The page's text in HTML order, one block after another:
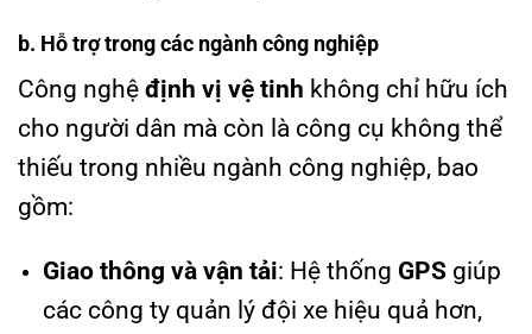
b. Hỗ trợ trong các ngành công nghiệp
Công nghệ định vị vệ tinh không chỉ hữu ích
cho người dân mà còn là công cụ không thể
thiếu trong nhiều ngành công nghiệp, bao
gồm:
Giao thông và vận tải: Hệ thống GPSgiúp
các công ty quản lý đội xe hiệu quả hơn,